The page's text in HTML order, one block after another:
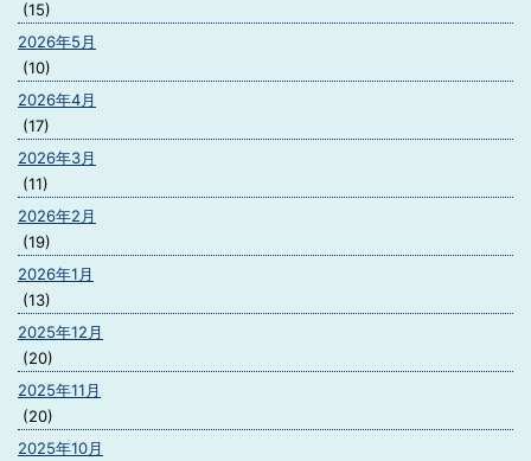
(15)
2026年5月
(10)
2026年4月
(17)
2026年3月
(11)
2026年2月
(19)
2026年1月
(13)
2025年12月
(20)
2025年11月
(20)
2025年10月